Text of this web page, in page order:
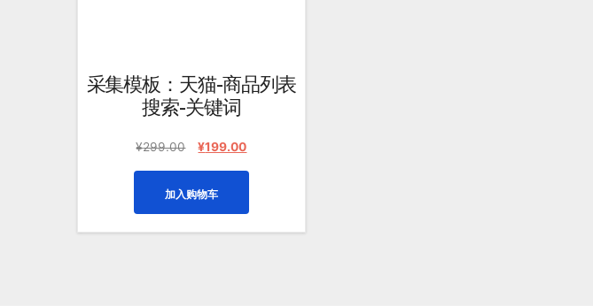
采集模板：天猫-商品列表
搜索-关键词
¥299.00
原
¥299.00。
¥199.00当
为：
¥199.00。
加入购物车